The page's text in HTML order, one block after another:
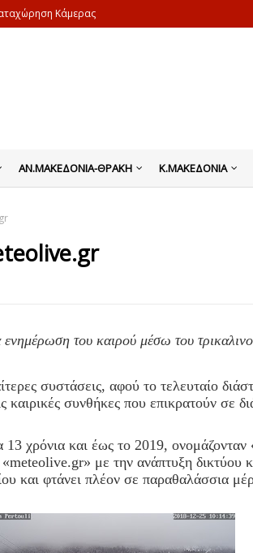
Κάμερας
ΑΝ.ΜΑΚΕΔΟΝΙΑ-ΘΡΑΚΗ Κ.ΜΑΚΕΔΟΝΙΑ
ενημέρωση του καιρού μέσω του
συστάσεις, αφού το τελευταίο
καιρικές συνθήκες που επικρατούν σε
13 χρόνια και έως το 2019,
με την ανάπτυξη δικτύου
και φτάνει πλέον σε παραθαλάσσια